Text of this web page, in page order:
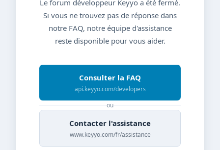
Le forum développeur Keyyo a été fermé.
Si vous ne trouvez pas de réponse dans
notre FAQ, notre équipe d'assistance
reste disponible pour vous aider.
Consulter la FAQ
api.keyyo.com/developers
ou
Contacter l'assistance
www.keyyo.com/fr/assistance